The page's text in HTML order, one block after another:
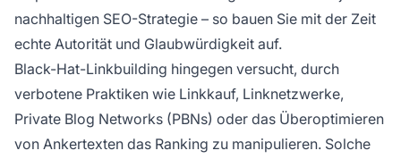
nachhaltigen SEO-Strategie – so bauen Sie mit der Zeit
echte Autorität und Glaubwürdigkeit auf.
Black-Hat-Linkbuilding hingegen versucht, durch
verbotene Praktiken wie Linkkauf, Linknetzwerke,
Private Blog Networks (PBNs) oder das Überoptimieren
von Ankertexten das Ranking zu manipulieren. Solche